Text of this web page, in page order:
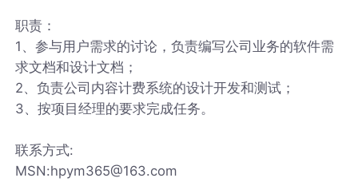
职责：
1、参与用户需求的讨论，负责编写公司业务的软件需
求文档和设计文档；
2、负责公司内容计费系统的设计开发和测试；
3、按项目经理的要求完成任务。
联系方式:
MSN:hpym365@163.com